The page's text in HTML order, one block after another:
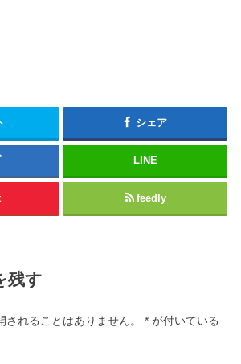
シェア
LINE
feedly
残す
されることはありません。 * が付いている